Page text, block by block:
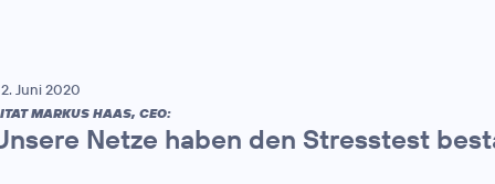
Juni 2020
MARKUS HAAS, CEO:
Netze haben den Stresstest